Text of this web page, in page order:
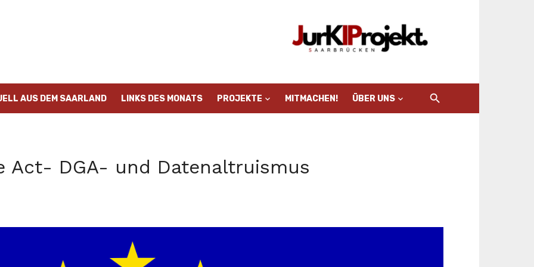
AUS DEM SAARLAND LINKS DES MONATS PROJEKTE MITMACHEN! ÜBER UNS
Act- DGA- und Datenaltruismus